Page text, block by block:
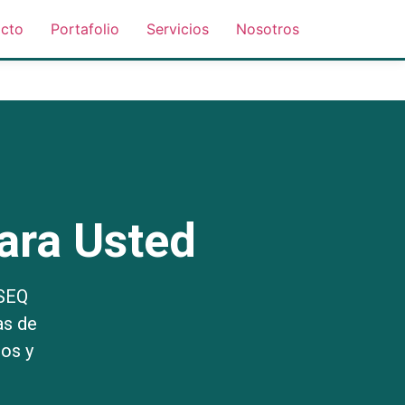
Portafolio Servicios Nosotros
Usted
de
y